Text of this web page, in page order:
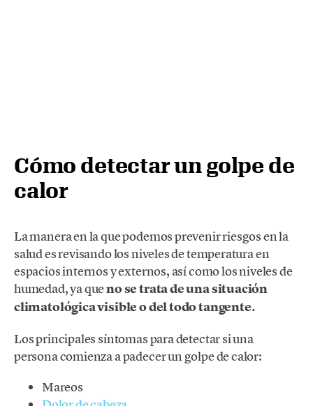
Cómo detectar un golpe de
calor
La manera en la que podemos prevenir riesgos en la
salud es revisando los niveles de temperatura en
espacios internos y externos, así como los niveles de
humedad, ya queno se trata de una situación
climatológica visible o del todo tangente.
Los principales síntomas para detectar si una
persona comienza a padecer un golpe de calor:
Mareos